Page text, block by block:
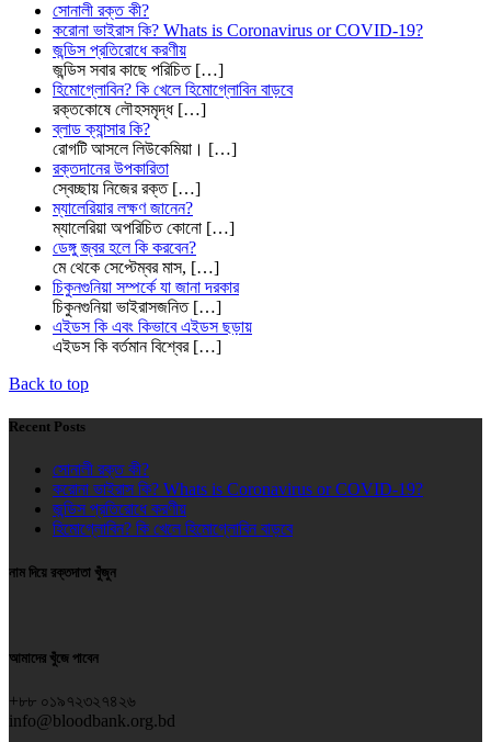
সোনালী রক্ত কী?
করোনা ভাইরাস কি? Whats is Coronavirus or COVID-19?
জন্ডিস প্রতিরোধে করণীয়
জন্ডিস সবার কাছে পরিচিত […]
হিমোগ্লোবিন? কি খেলে হিমোগ্লোবিন বাড়বে
রক্তকোষে লৌহসমৃদ্ধ […]
ব্লাড ক্যান্সার কি?
রোগটি আসলে লিউকেমিয়া। […]
রক্তদানের উপকারিতা
স্বেচ্ছায় নিজের রক্ত […]
ম্যালেরিয়ার লক্ষণ জানেন?
ম্যালেরিয়া অপরিচিত কোনো […]
ডেঙ্গু জ্বর হলে কি করবেন?
মে থেকে সেপ্টেম্বর মাস, […]
চিকুনগুনিয়া সম্পর্কে যা জানা দরকার
চিকুনগুনিয়া ভাইরাসজনিত […]
এইডস কি এবং কিভাবে এইডস ছড়ায়
এইডস কি বর্তমান বিশ্বের […]
Back to top
Recent Posts
সোনালী রক্ত কী?
করোনা ভাইরাস কি? Whats is Coronavirus or COVID-19?
জন্ডিস প্রতিরোধে করণীয়
হিমোগ্লোবিন? কি খেলে হিমোগ্লোবিন বাড়বে
নাম দিয়ে রক্তদাতা খুঁজুন
আমাদের খুঁজে পাবেন
+৮৮ ০১৯৭২৩২৭৪২৬
info@bloodbank.org.bd